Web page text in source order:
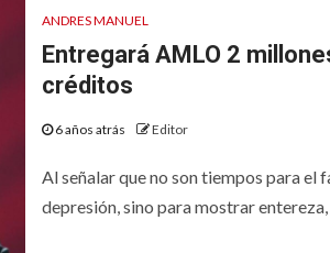
ANDRES MANUEL
Entregará AMLO 2
créditos
6 años atrás Editor
Al señalar que no son tiempos para el
depresión, sino para mostrar